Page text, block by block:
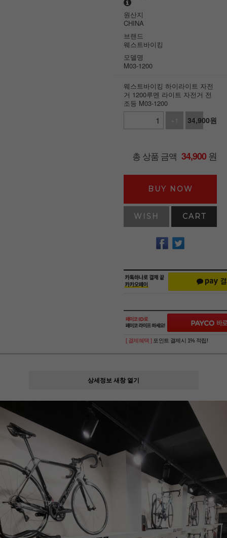
원산지
CHINA
브랜드
웨스트바이킹
모델명
M03-1200
웨스트바이킹 하이라이트 자전
거 1200루멘 라이트 자전거 전
조등 M03-1200
+1
-1
34,900원
총 상품 금액 34,900원
BUY NOW
WISH CART
[ 결제혜택 ] 포인트 결제시 1% 적립!
상세정보 새창 열기